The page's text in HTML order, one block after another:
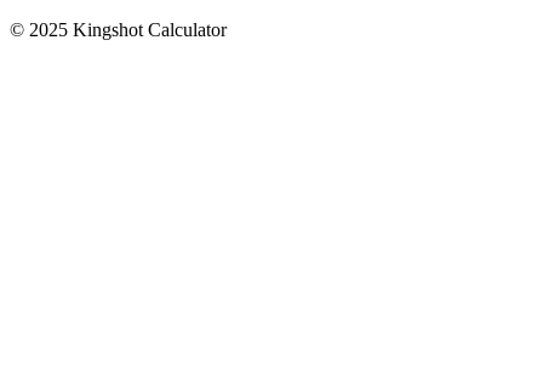
© 2025 Kingshot Calculator